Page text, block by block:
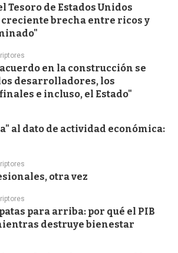
Tesoro de Estados Unidos
creciente brecha entre ricos y
en la construcción se
desarrolladores, los
e incluso, el Estado"
al dato de actividad económica:
otra vez
para arriba: por qué el PIB
destruye bienestar